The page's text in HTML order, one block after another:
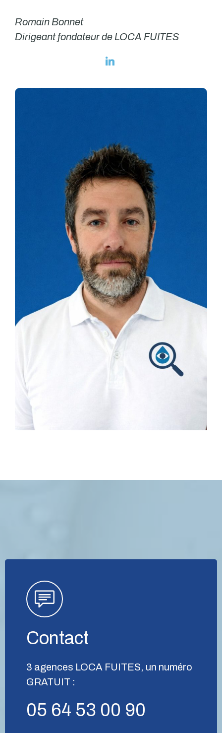
Romain Bonnet
Dirigeant fondateur de LOCA FUITES
Contact
3 agences LOCA FUITES, un numéro
GRATUIT :
05 64 53 00 90